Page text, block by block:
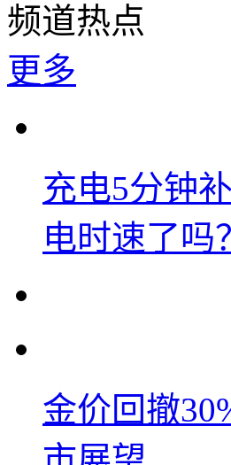
频道热点
更多
充电5分钟
电时速了吗？
金价回撤